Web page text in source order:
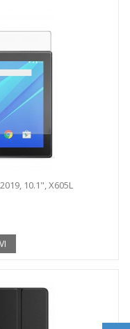
10.1", X605L